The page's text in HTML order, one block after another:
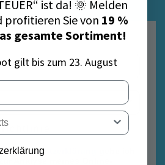
Datenschutzerklärung
ist da! 🌞 Melden
profitieren Sie von 19 %
gesamte Sortiment!
gilt bis zum 23. August